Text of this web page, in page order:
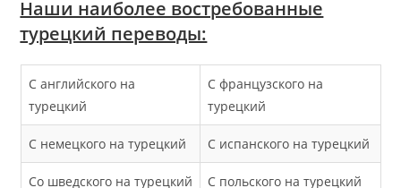
Наши наиболее востребованные
турецкий переводы:
С английского на
турецкий
С французского на
турецкий
С немецкого на турецкий С испанского на турецкий
Со шведского на турецкий С польского на турецкий